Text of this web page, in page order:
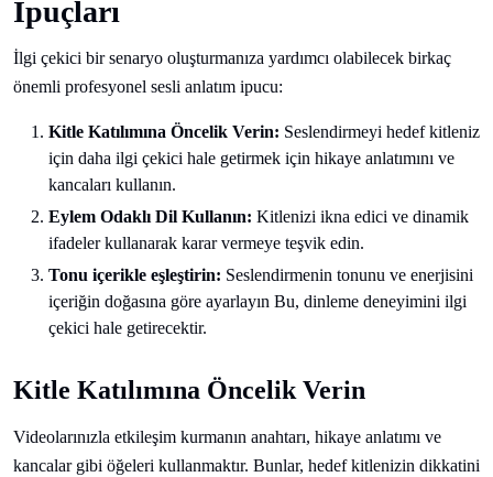
İpuçları
İlgi çekici bir senaryo oluşturmanıza yardımcı olabilecek birkaç
önemli profesyonel sesli anlatım ipucu:
Kitle Katılımına Öncelik Verin: Seslendirmeyi hedef kitleniz
için daha ilgi çekici hale getirmek için hikaye anlatımını ve
kancaları kullanın.
Eylem Odaklı Dil Kullanın: Kitlenizi ikna edici ve dinamik
ifadeler kullanarak karar vermeye teşvik edin.
Tonu içerikle eşleştirin: Seslendirmenin tonunu ve enerjisini
içeriğin doğasına göre ayarlayın Bu, dinleme deneyimini ilgi
çekici hale getirecektir.
Kitle Katılımına Öncelik Verin
Videolarınızla etkileşim kurmanın anahtarı, hikaye anlatımı ve
kancalar gibi öğeleri kullanmaktır. Bunlar, hedef kitlenizin dikkatini